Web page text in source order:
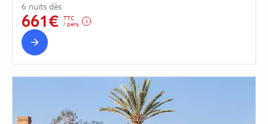
6 nuits dès
661€
TTC
/ pers.